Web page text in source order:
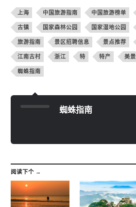
上海 中国旅游指南 中国旅游榜单
古镇 国家森林公园 国家湿地公园
旅游指南 景区招聘信息 景点推荐
江南古村 浙江 特 特产 美景
蜘蛛指南
蜘蛛指南
阅读下个 →